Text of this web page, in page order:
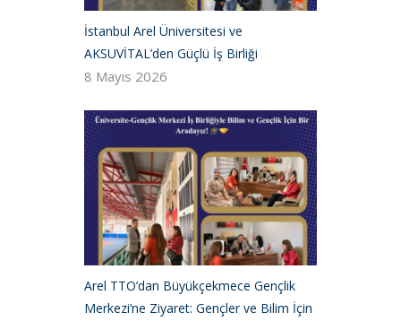
İstanbul Arel Üniversitesi ve
AKSUVİTAL’den Güçlü İş Birliği
8 Mayıs 2026
Arel TTO’dan Büyükçekmece Gençlik
Merkezi’ne Ziyaret: Gençler ve Bilim İçin